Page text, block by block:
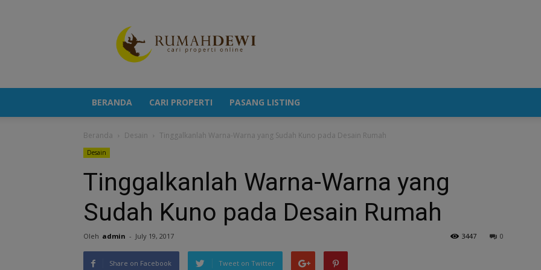
Berita
Properti
Terkini
BERANDA CARI PROPERTI PASANG LISTING
Beranda Desain Tinggalkanlah Warna-Warna yang Sudah Kuno pada Desain Rumah
Desain
Tinggalkanlah Warna-Warna yang
Sudah Kuno pada Desain Rumah
Oleh admin - July 19, 2017 0
3447
Share on Facebook Tweet on Twitter